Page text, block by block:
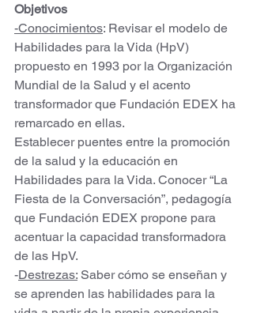
Objetivos
-Conocimientos: Revisar el modelo de
Habilidades para la Vida (HpV)
propuesto en 1993 por la Organización
Mundial de la Salud y el acento
transformador que Fundación EDEX ha
remarcado en ellas.
Establecer puentes entre la promoción
de la salud y la educación en
Habilidades para la Vida. Conocer “La
Fiesta de la Conversación”, pedagogía
que Fundación EDEX propone para
acentuar la capacidad transformadora
de las HpV.
-Destrezas: Saber cómo se enseñan y
se aprenden las habilidades para la